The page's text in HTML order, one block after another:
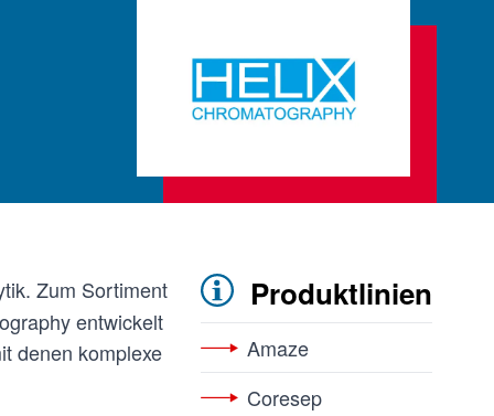
Zum Sortiment
entwickelt
denen komplexe
Produktlinien
Amaze
Coresep